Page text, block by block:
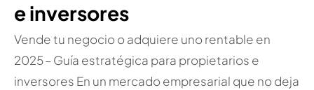
e inversores
Vende tu negocio o adquiere uno rentable en
2025 – Guía estratégica para propietarios e
inversores En un mercado empresarial que no deja